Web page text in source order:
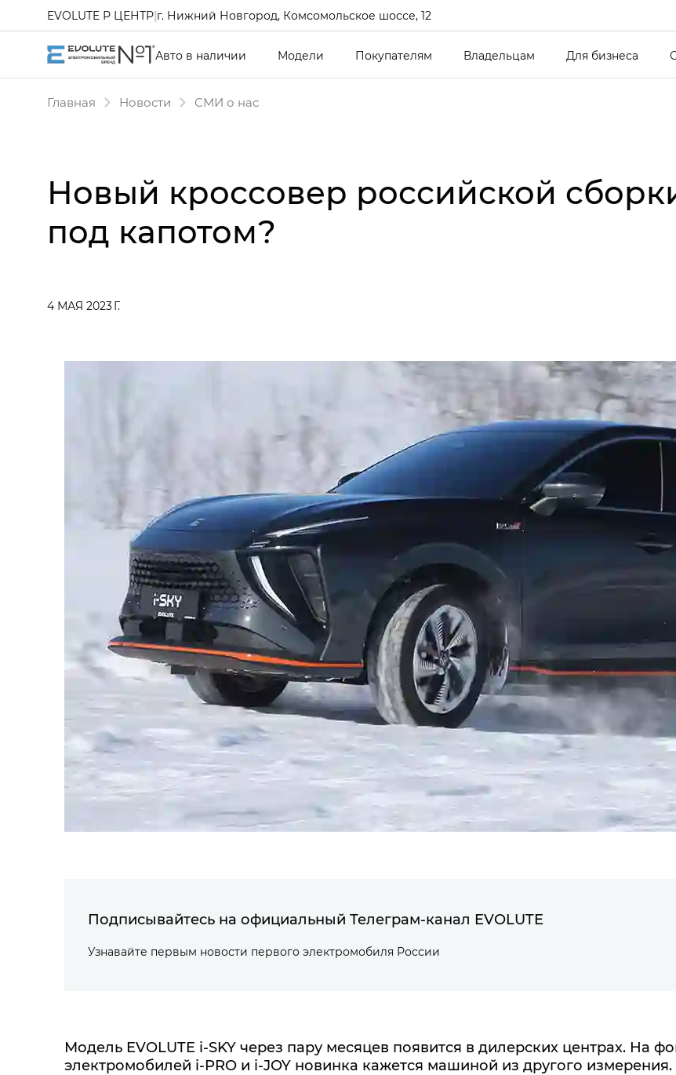
EVOLUTE Р ЦЕНТР|г. Нижний Новгород, Комсомольское шоссе, 12
Авто в наличии Модели Покупателям Владельцам Для бизнеса
Главная Новости СМИ о нас
Новый кроссовер российской
под капотом?
4 МАЯ 2023 Г.
Подписывайтесь на официальный Телеграм-канал EVOLUTE
Узнавайте первым новости первого электромобиля России
Модель EVOLUTE i‑SKY через пару месяцев появится в дилерских центрах. На
электромобилей i‑PRO и i‑JOY новинка кажется машиной из другого измерения.